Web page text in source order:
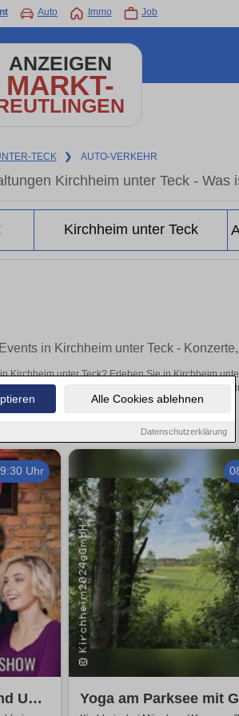
Alle Cookies ablehnen
Datenschutzerklärung
Auto Immo Job
ANZEIGEN
MARKT-
TECK ❯ AUTO-VERKEHR
Kirchheim unter Teck - Was
in Kirchheim unter Teck -
Kirchheim unter Teck? Erleben Sie in Kirchheim
oder aufregende Veranstaltungen in
Uhr
Up
Yoga am Parksee mit